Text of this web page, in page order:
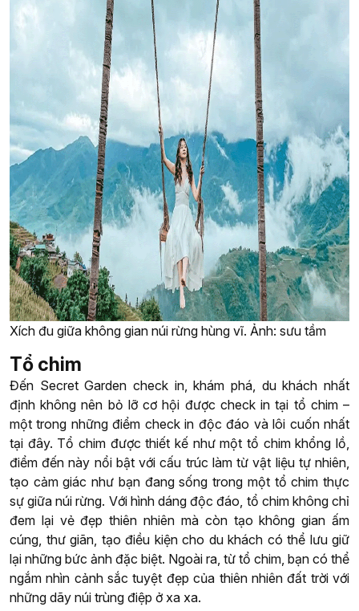
Xích đu giữa không gian núi rừng hùng vĩ. Ảnh: sưu tầm
Tổ chim
Đến Secret Garden check in, khám phá, du khách nhất
định không nên bỏ lỡ cơ hội được check in tại tổ chim –
một trong những điểm check in độc đáo và lôi cuốn nhất
tại đây. Tổ chim được thiết kế như một tổ chim khổng lồ,
điểm đến này nổi bật với cấu trúc làm từ vật liệu tự nhiên,
tạo cảm giác như bạn đang sống trong một tổ chim thực
sự giữa núi rừng. Với hình dáng độc đáo, tổ chim không chỉ
đem lại vẻ đẹp thiên nhiên mà còn tạo không gian ấm
cúng, thư giãn, tạo điều kiện cho du khách có thể lưu giữ
lại những bức ảnh đặc biệt. Ngoài ra, từ tổ chim, bạn có thể
ngắm nhìn cảnh sắc tuyệt đẹp của thiên nhiên đất trời với
những dãy núi trùng điệp ở xa xa.